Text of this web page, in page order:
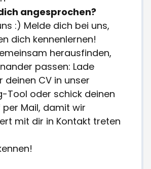
angesprochen?
:) Melde dich bei uns,
dich kennenlernen!
herausfinden,
passen: Lade
deinen CV in unser
Tool oder schick deinen
per Mail, damit wir
mit dir in Kontakt treten